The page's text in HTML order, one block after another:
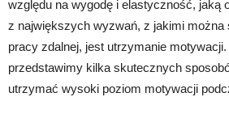
względu na wygodę i elastyczność, jaką
z największych wyzwań, z jakimi można
pracy zdalnej, jest utrzymanie
przedstawimy kilka skutecznych
utrzymać wysoki poziom motywacji